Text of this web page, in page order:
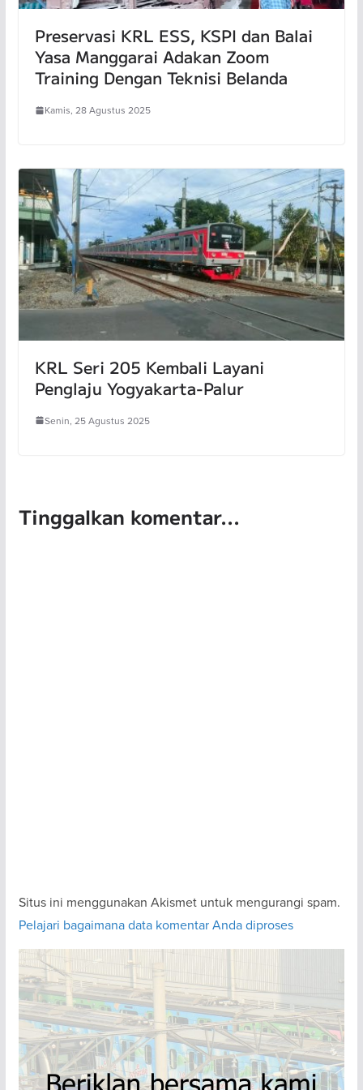
Preservasi KRL ESS, KSPI dan Balai
Yasa Manggarai Adakan Zoom
Training Dengan Teknisi Belanda
Kamis, 28 Agustus 2025
KRL Seri 205 Kembali Layani
Penglaju Yogyakarta-Palur
Senin, 25 Agustus 2025
Tinggalkan komentar...
Situs ini menggunakan Akismet untuk mengurangi spam.
Pelajari bagaimana data komentar Anda diproses